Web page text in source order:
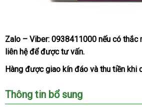
cụ
kích
điểm
G
Zalo – Viber: 0938411000 kiểm
nếu có thắc
liên hệnội
địa
đểtheo
yêu
cầu
được tư vấn.
Hàng nhanh
được giao kín đáo báo
và thu tiền khi
Thông tin bổ sung